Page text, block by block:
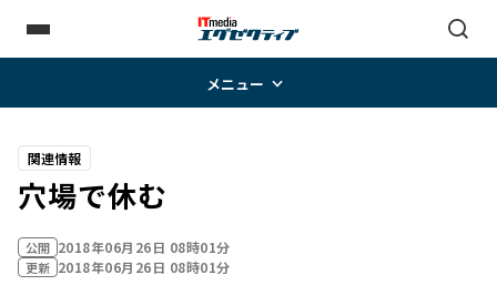
メニュー
関連情報
穴場で休む
公開 2018年06月26日 08時01分
更新 2018年06月26日 08時01分